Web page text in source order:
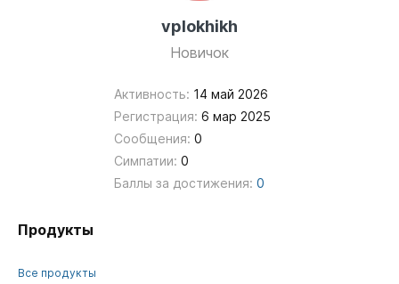
vplokhikh
Новичок
Активность: 14 май 2026
Регистрация: 6 мар 2025
Сообщения: 0
Симпатии: 0
Баллы за достижения: 0
Продукты
Все продукты